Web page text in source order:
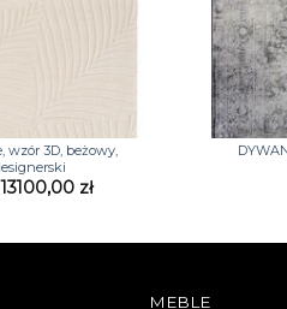
wzór 3D, beżowy,
13100,00 złZakres
do
+
MEBLE